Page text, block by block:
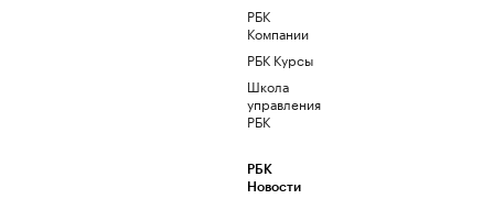
РБК
Компании
РБК Курсы
Школа
управления
РБК
РБК
Новости